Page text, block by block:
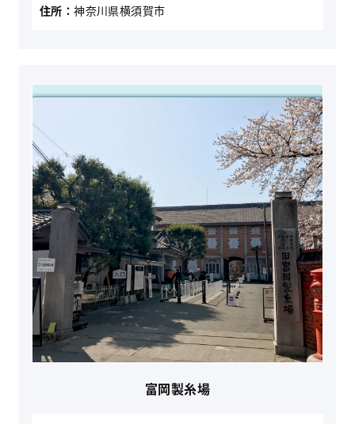
住所：神奈川県横須賀市
富岡製糸場